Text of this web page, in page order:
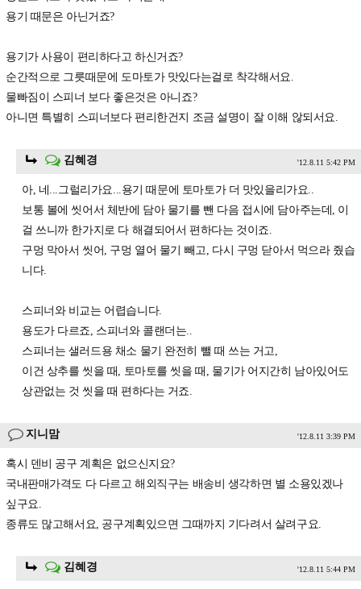
용기 때문은 아닌거죠?
용기가 사용이 편리하다고 하신거죠?
순간적으로 그릇때문에 도마토가 맛있다는걸로 착각해서요.
물빠짐이 스피너 보다 좋은것은 아니죠?
아니면 특별히 스피너보다 편리한건지 조금 설명이 잘 이해 않되서요.
김혜경 '12.8.11 5:42 PM
아, 네...그럴리가요...용기 때문에 토마토가 더 맛있을리가요..
보통 볼에 씻어서 체반에 담아 물기를 뺀 다음 접시에 담아주는데, 이
걸 쓰니까 한가지로 다 해결되어서 편하다는 것이죠.
구멍 막아서 씻어, 구멍 열어 물기 빼고, 다시 구멍 닫아서 먹으라 줬습
니다.
스피너와 비교는 어렵습니다.
용도가 다르죠, 스피너와 콜랜더는..
스피너는 샐러드용 채소 물기 완전히 뺄 때 쓰는 거고,
이건 상추를 씻을 때, 토마토를 씻을 때, 물기가 어지간히 남아있어도
상관없는 것 씻을 때 편하다는 거죠.
지니맘 '12.8.11 3:39 PM
혹시 덴비 공구 계획은 없으신지요?
국내판매가격도 다 다르고 해외직구는 배송비 생각하면 별 소용있겠나
싶구요.
종류도 많고해서요, 공구계획있으면 그때까지 기다려서 살려구요.
김혜경 '12.8.11 5:44 PM